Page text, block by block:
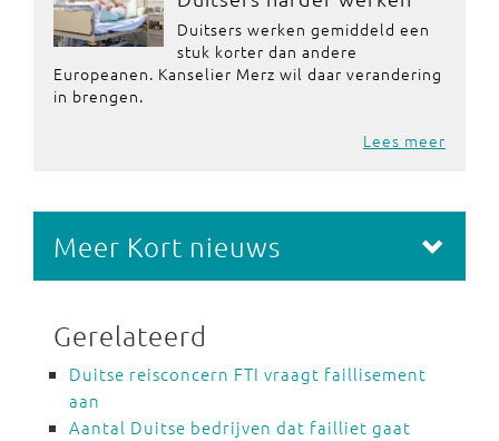
Duitsers werken gemiddeld een
stuk korter dan andere
Europeanen. Kanselier Merz wil daar verandering
in brengen.
Lees meer
Meer Kort nieuws
Gerelateerd
Duitse reisconcern FTI vraagt faillisement
aan
Aantal Duitse bedrijven dat failliet gaat